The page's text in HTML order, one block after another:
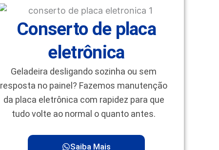
Conserto de placa
eletrônica
Geladeira desligando sozinha ou sem
resposta no painel? Fazemos manutenção
da placa eletrônica com rapidez para que
tudo volte ao normal o quanto antes.
Saiba Mais